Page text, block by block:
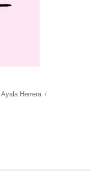
Ayala Herrera